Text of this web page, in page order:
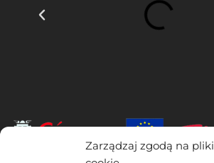
Zarządzaj zgodą na pliki